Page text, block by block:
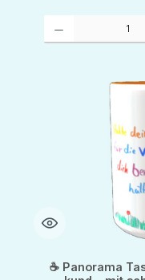
☕ Panorama